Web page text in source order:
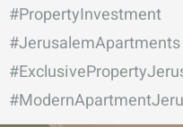
#PropertyInvestment
#JerusalemApartments